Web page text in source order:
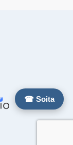
☎ Soita